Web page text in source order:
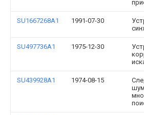
SU1667268A1 1991-07-30
SU497736A1 1975-12-30
SU439928A1 1974-08-15